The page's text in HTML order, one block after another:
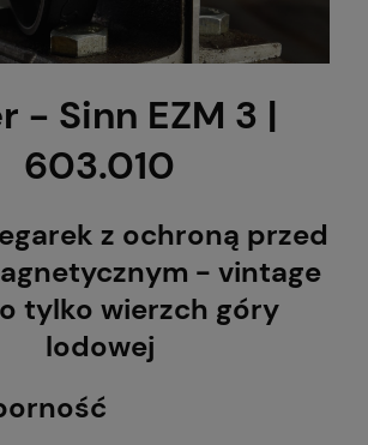
- Sinn EZM 3 |
603.010
z ochroną przed
- vintage
tylko wierzch góry
lodowej